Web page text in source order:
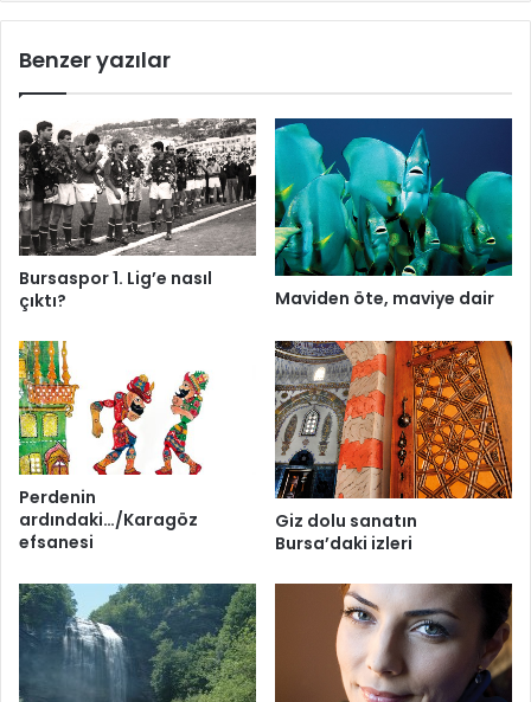
Benzer yazılar
Bursaspor 1. Lig’e nasıl
çıktı?
Maviden öte, maviye dair
Perdenin
ardındaki…/Karagöz
efsanesi
Giz dolu sanatın
Bursa’daki izleri